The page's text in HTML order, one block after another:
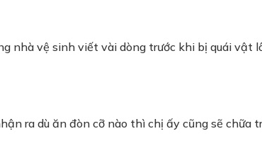
nhà vệ sinh viết vài dòng trước khi bị quái vật
ra dù ăn đòn cỡ nào thì chị ấy cũng sẽ chữa